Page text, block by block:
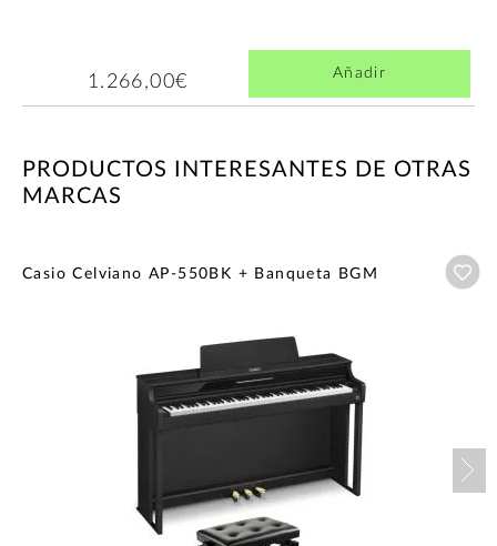
1.266,00€ Añadir
PRODUCTOS INTERESANTES DE OTRAS
MARCAS
Casio Celviano AP-550BK + Banqueta BGM